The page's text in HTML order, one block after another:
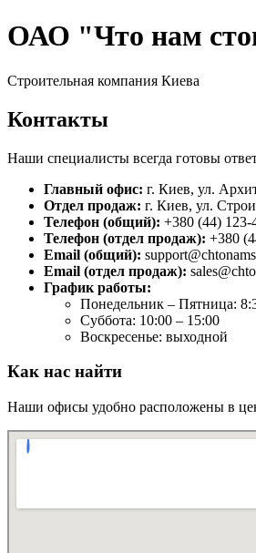
ОАО "Что нам
Строительная компания Киева
Контакты
Наши специалисты всегда готовы
Главный офис: г. Киев, ул.
Отдел продаж: г. Киев, ул.
Телефон (общий): +380 (44) 123-
Телефон (отдел продаж): +380
Email (общий):
Email (отдел продаж):
График работы:
Понедельник – Пятница:
Суббота: 10:00 – 15:00
Воскресенье: выходной
Как нас найти
Наши офисы удобно расположены в